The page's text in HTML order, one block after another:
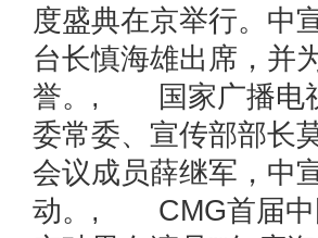
度盛典在京举行。中
台长慎海雄出席，并
誉。, 国家广播电视
委常委、宣传部部长
会议成员薛继军，中
动。, CMG首届中